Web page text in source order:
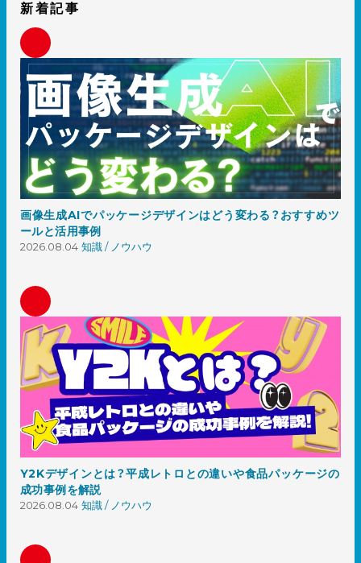
新着記事
画像生成AIでパッケージデザインはどう変わる？おすすめツ
ールと活用事例
2026.08.04 知識 / ノウハウ
Y2Kデザインとは？平成レトロとの違いや食品パッケージの
成功事例を解説
2026.08.04 知識 / ノウハウ